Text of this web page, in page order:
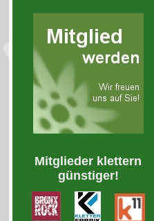
Mitglieder klettern
günstiger!